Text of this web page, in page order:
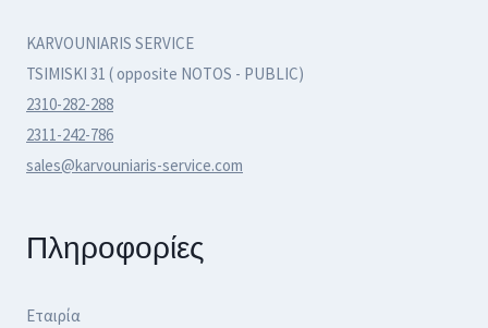
KARVOUNIARIS SERVICE
TSIMISKI 31 ( opposite NOTOS - PUBLIC)
2310-282-288
2311-242-786
sales@karvouniaris-service.com
Πληροφορίες
Εταιρία